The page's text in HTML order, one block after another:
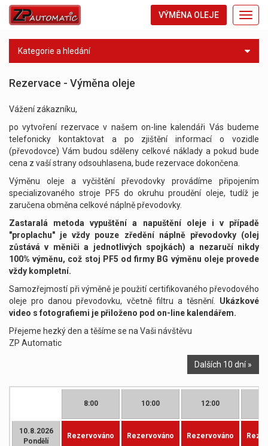
VÝMĚNA OLEJE
Kategorie a hledání
Rezervace - Výměna oleje
Vážení zákazníku,
po vytvoření rezervace v našem on-line kalendáři Vás budeme
telefonicky kontaktovat a po zjištění informací o vozidle
(převodovce) Vám budou sděleny celkové náklady a pokud bude
cena z vaší strany odsouhlasena, bude rezervace dokončena.
Výměnu oleje a vyčištění převodovky provádíme připojením
specializovaného stroje PF5 do okruhu proudění oleje, tudíž je
zaručena obměna celkové náplně převodovky.
Zastaralá metoda vypuštění a napuštění oleje i v případě
"proplachu" je vždy pouze zředění náplně převodovky (olej
zůstává v měniči a jednotlivých spojkách) a nezaručí nikdy
100% výměnu, což stoj PF5 od firmy BG výměnu oleje provede
vždy kompletní.
Samozřejmostí při výměně je použití certifikovaného převodového
oleje pro danou převodovku, včetně filtru a těsnění.
Ukázkové
video s fotografiemi je přiloženo pod on-line kalendářem.
Přejeme hezký den a těšíme se na Vaši návštěvu
ZP Automatic
Dalších 10 dní »
8:00 10:00 12:00
10.8.2026
Pondělí
Rezervováno Rezervováno Rezervováno